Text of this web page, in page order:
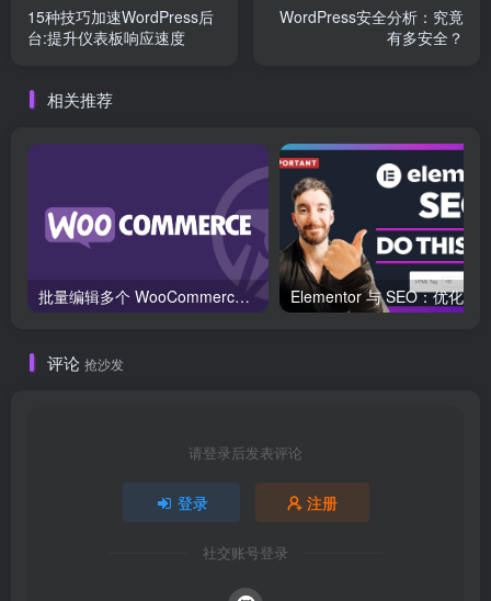
15种技巧加速WordPress后
台:提升仪表板响应速度
WordPress安全分析：究竟
有多安全？
相关推荐
批量编辑多个 WooCommerce 产品变体价格的 2 个方法？
评论 抢沙发
请登录后发表评论
登录 注册
社交账号登录